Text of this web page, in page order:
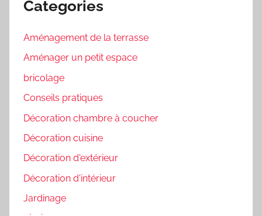
Categories
Aménagement de la terrasse
Aménager un petit espace
bricolage
Conseils pratiques
Décoration chambre à coucher
Décoration cuisine
Décoration d'extérieur
Décoration d'intérieur
Jardinage